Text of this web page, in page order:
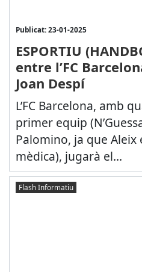
Publicat: 23-01-2025
ESPORTIU
entre l’FC
Joan Despí
L’FC Barcelona, amb
primer equip
Palomino, ja que Aleix
mèdica), jugarà el...
Flash Informatiu